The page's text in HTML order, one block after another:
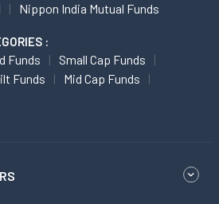
Nippon India Mutual Funds
:
Funds
Small Cap Funds
Funds
Mid Cap Funds